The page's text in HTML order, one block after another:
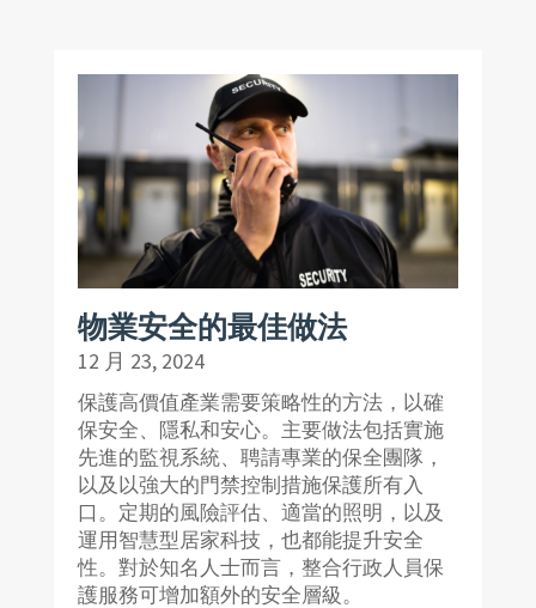
物業安全的最佳做法
12 月 23, 2024
保護高價值產業需要策略性的方法，以確
保安全、隱私和安心。主要做法包括實施
先進的監視系統、聘請專業的保全團隊，
以及以強大的門禁控制措施保護所有入
口。定期的風險評估、適當的照明，以及
運用智慧型居家科技，也都能提升安全
性。對於知名人士而言，整合行政人員保
護服務可增加額外的安全層級。